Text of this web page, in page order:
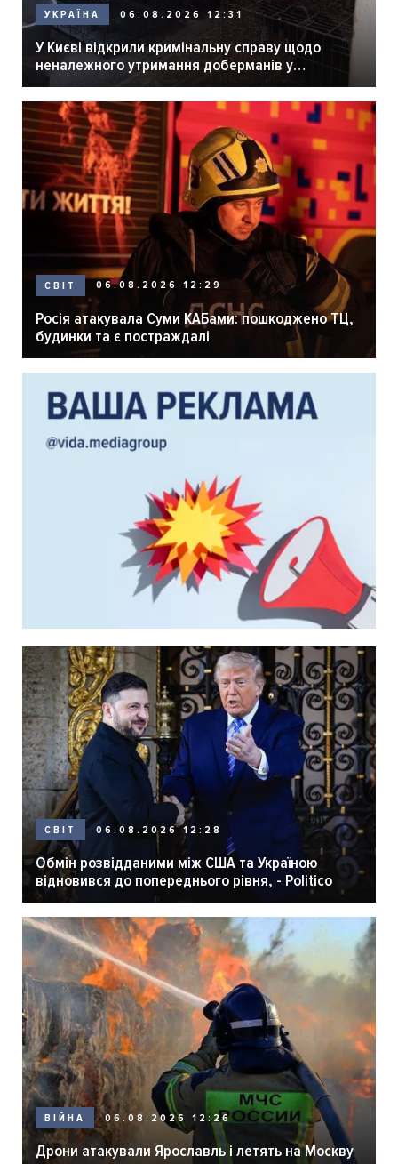
УКРАЇНА 06.08.2026 12:31
У Києві відкрили кримінальну справу щодо
неналежного утримання доберманів у
розпліднику
СВІТ 06.08.2026 12:29
Росія атакувала Суми КАБами: пошкоджено ТЦ,
будинки та є постраждалі
СВІТ 06.08.2026 12:28
Обмін розвідданими між США та Україною
відновився до попереднього рівня, - Politico
ВІЙНА 06.08.2026 12:26
Дрони атакували Ярославль і летять на Москву